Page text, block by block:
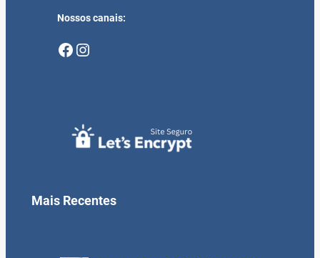
Nossos canais:
Facebook Instagram
Mais Recentes